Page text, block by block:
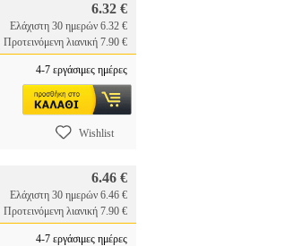
6.32 €
Ελάχιστη 30 ημερών 6.32 €
Προτεινόμενη λιανική 7.90 €
4-7 εργάσιμες ημέρες
Wishlist
6.46 €
Ελάχιστη 30 ημερών 6.46 €
Προτεινόμενη λιανική 7.90 €
4-7 εργάσιμες ημέρες